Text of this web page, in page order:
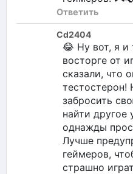
Ответить
Cd2404
😂 Ну вот, я и
восторге от
сказали, что
тестостерон!
забросить
найти другое
однажды
Лучше
геймеров,
страшно